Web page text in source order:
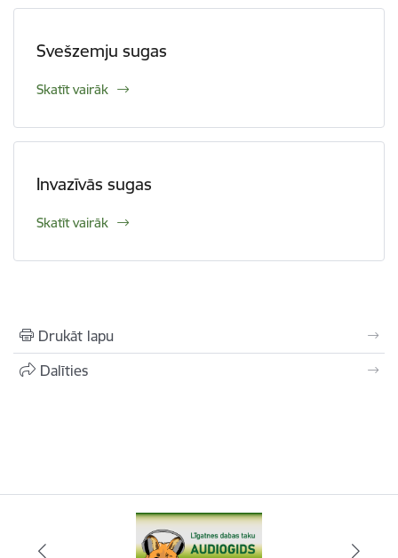
Svešzemju sugas
Skatīt vairāk
Invazīvās sugas
Skatīt vairāk
Drukāt lapu
Dalīties